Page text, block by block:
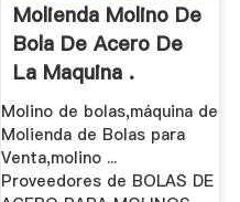
Molienda Molino De
Bola De Acero De
La Maquina .
Molino de bolas,máquina de
Molienda de Bolas para
Venta,molino ...
Proveedores de BOLAS DE